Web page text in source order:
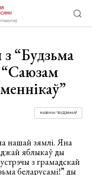
“Будзьма
“Саюзам
НАВІНЫ "БУДЗЬМА!"
нашай зямлі. Яна
яблыкаў ды
з грамадскай
беларусамі!” ды